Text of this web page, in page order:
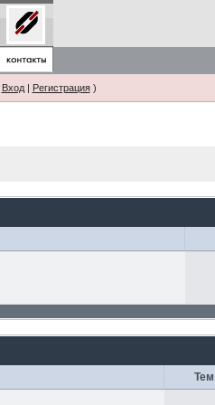
Вход| Регистрация)
Тем